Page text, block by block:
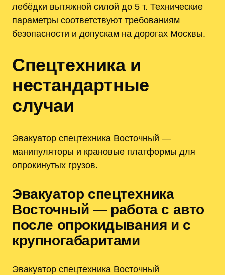
лебёдки вытяжной силой до 5 т. Технические
параметры соответствуют требованиям
безопасности и допускам на дорогах Москвы.
Спецтехника и
нестандартные
случаи
Эвакуатор спецтехника Восточный —
манипуляторы и крановые платформы для
опрокинутых грузов.
Эвакуатор спецтехника
Восточный — работа с авто
после опрокидывания и с
крупногабаритами
Эвакуатор спецтехника Восточный